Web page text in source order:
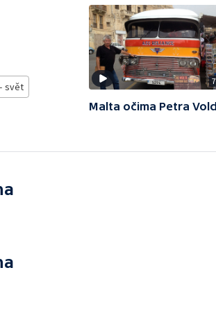
svět
Malta očima Petra